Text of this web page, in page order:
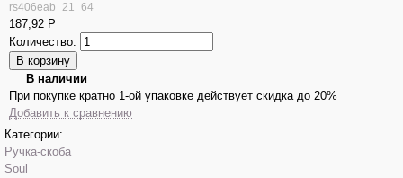
rs406eab_21_64
187,92 Р
Количество:
В наличии
При покупке кратно 1-ой упаковке действует скидка до 20%
Добавить к сравнению
Категории:
Ручка-скоба
Soul